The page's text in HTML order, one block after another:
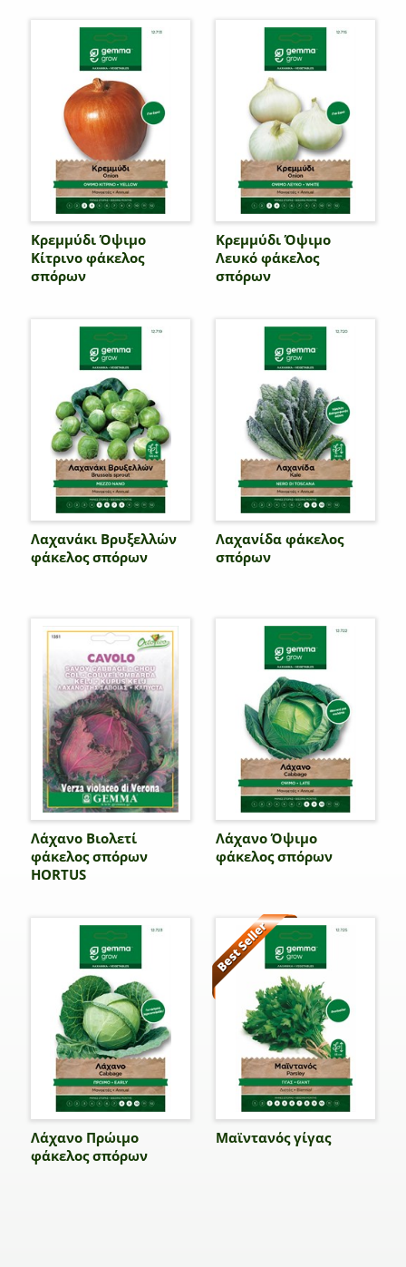
Κρεμμύδι Όψιμο
Κίτρινο φάκελος
σπόρων
Κρεμμύδι Όψιμο
Λευκό φάκελος
σπόρων
Λαχανάκι Βρυξελλών
φάκελος σπόρων
Λαχανίδα φάκελος
σπόρων
Λάχανο Βιολετί
φάκελος σπόρων
HORTUS
Λάχανο Όψιμο
φάκελος σπόρων
Λάχανο Πρώιμο
φάκελος σπόρων
Μαϊντανός γίγας